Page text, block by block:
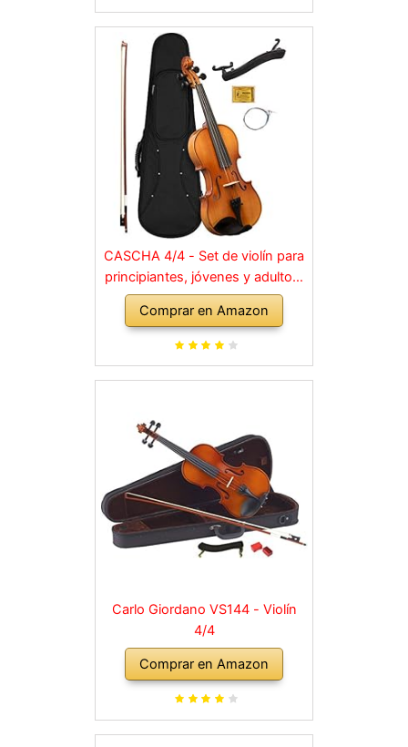
CASCHA 4/4 - Set de violín para
principiantes, jóvenes y adultos,
violín macizo con arco, colofonia,
cuerdas de repuesto, soporte
para hombro, maletín, abeto
Comprar en Amazon
Carlo Giordano VS144 - Violín
4/4
Comprar en Amazon